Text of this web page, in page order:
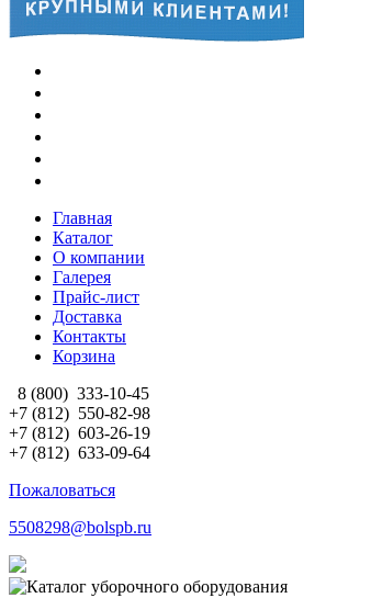
Главная
Каталог
О компании
Галерея
Прайс-лист
Доставка
Контакты
Корзина
8 (800) 333-10-45
+7 (812) 550-82-98
+7 (812) 603-26-19
+7 (812) 633-09-64
Пожаловаться
5508298@bolspb.ru